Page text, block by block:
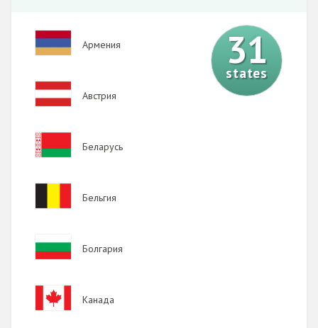
Image
Армения
Image
Австрия
Image
Беларусь
Бельгия
Image
Болгария
Image
Канада
31
states